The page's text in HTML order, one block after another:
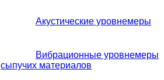
Акустические уровнемеры
Вибрационные уровнемеры
сыпучих материалов